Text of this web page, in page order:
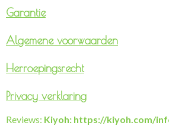
Garantie
Algemene voorwaarden
Herroepingsrecht
Privacy verklaring
Reviews: Kiyoh: https://kiyoh.com/